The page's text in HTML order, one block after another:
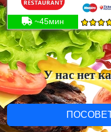
~45мин
У нас нет